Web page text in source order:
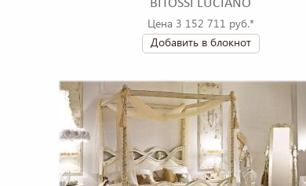
BITOSSI LUCIANO
Цена 3 152 711 руб.*
Добавить в блокнот